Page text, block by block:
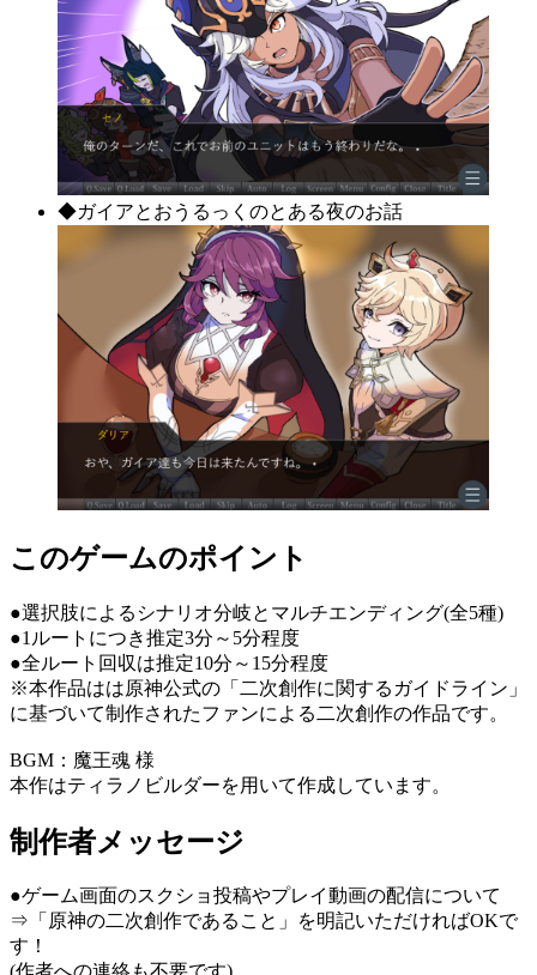
◆ガイアとおうるっくのとある夜のお話
このゲームのポイント
●選択肢によるシナリオ分岐とマルチエンディング(全5種)
●1ルートにつき推定3分～5分程度
●全ルート回収は推定10分～15分程度
※本作品はは原神公式の「二次創作に関するガイドライン」
に基づいて制作されたファンによる二次創作の作品です。
BGM：魔王魂 様
本作はティラノビルダーを用いて作成しています。
制作者メッセージ
●ゲーム画面のスクショ投稿やプレイ動画の配信について
⇒「原神の二次創作であること」を明記いただければOKで
す！